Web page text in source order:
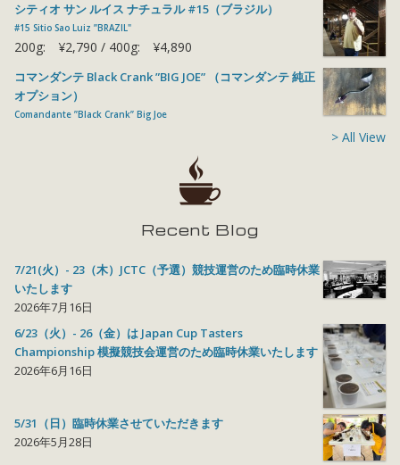
シティオ サン ルイス ナチュラル #15（ブラジル）
#15 Sitio Sao Luiz ”BRAZIL"
200g: ¥2,790 400g: ¥4,890
コマンダンテ Black Crank ”BIG JOE” （コマンダンテ 純正
オプション）
Comandante ”Black Crank” Big Joe
> All View
Recent Blog
7/21(火）- 23（木）JCTC（予選）競技運営のため臨時休業
いたします
2026年7月16日
6/23（火）- 26（金）は Japan Cup Tasters
Championship 模擬競技会運営のため臨時休業いたします
2026年6月16日
5/31（日）臨時休業させていただきます
2026年5月28日